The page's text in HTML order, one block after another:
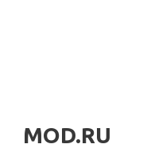
MOD.RU